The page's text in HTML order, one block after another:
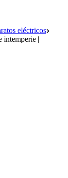
eléctricos
intemperie |